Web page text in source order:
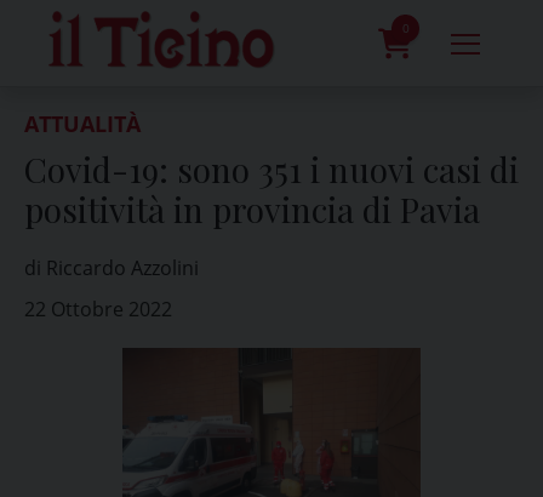
content
0
ATTUALITÀ
Covid-19: sono 351 i nuovi casi di
positività in provincia di Pavia
di Riccardo Azzolini
22 Ottobre 2022